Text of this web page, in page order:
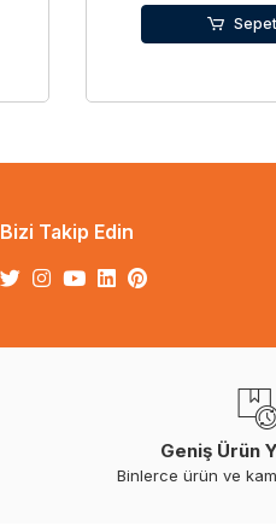
Bizi Takip Edin
Geniş Ürün
Binlerce ürün ve